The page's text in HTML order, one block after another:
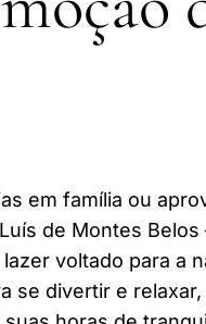
em família ou
de Montes Belos
voltado para a
se divertir e